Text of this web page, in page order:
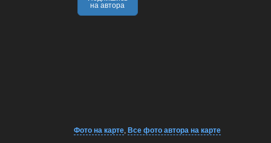
на автора
Фото на карте, Все фото автора на карте